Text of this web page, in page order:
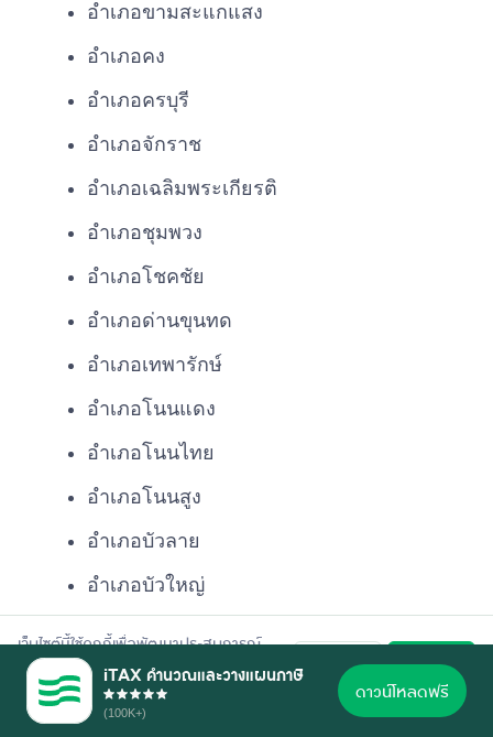
อำเภอขามสะแกแสง
อำเภอคง
อำเภอครบุรี
อำเภอจักราช
อำเภอเฉลิมพระเกียรติ
อำเภอชุมพวง
อำเภอโชคชัย
อำเภอด่านขุนทด
อำเภอเทพารักษ์
อำเภอโนนแดง
อำเภอโนนไทย
อำเภอโนนสูง
อำเภอบัวลาย
อำเภอบัวใหญ่
อำเภอบ้านเหลื่อม
อำเภอประทาย
อำเภอปักธงชัย
เว็บไซต์นี้ใช้คุกกี้เพื่อพัฒนาประสบการณ์
การใช้งานที่ดี อ่านรายละเอียดการใช้คุกกี้
ตามนโยบายความเป็นส่วนตัวของเรา
ปฏิเสธ ยอมรับ
iTAX คำนวณและวางแผนภาษี
(100K+)
ดาวน์โหลดฟรี